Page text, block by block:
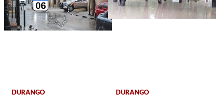
DURANGO DURANGO